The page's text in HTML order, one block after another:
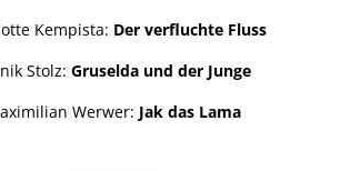
Kempista: Der verfluchte Fluss
Stolz: Gruselda und der Junge
Werwer: Jak das Lama